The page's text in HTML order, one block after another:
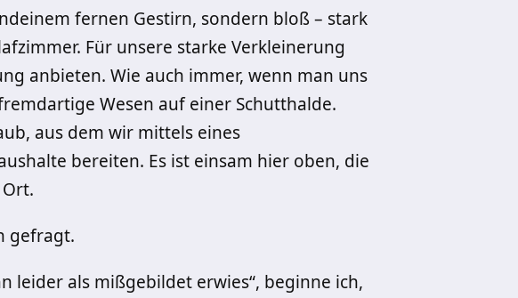
fernen Gestirn, sondern bloß – stark
Für unsere starke Verkleinerung
anbieten. Wie auch immer, wenn man uns
Wesen auf einer Schutthalde.
aus dem wir mittels eines
bereiten. Es ist einsam hier oben, die
gefragt.
leider als mißgebildet erwies“, beginne ich,